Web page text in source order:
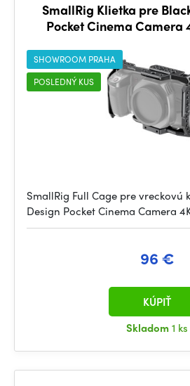
SmallRig Klietka pre
Pocket Cinema Camera
SHOWROOM PRAHA
POSLEDNÝ KUS
SmallRig Full Cage pre vreckovú
Design Pocket Cinema Camera
96 €
Skladom1 ks
KÚPIŤ